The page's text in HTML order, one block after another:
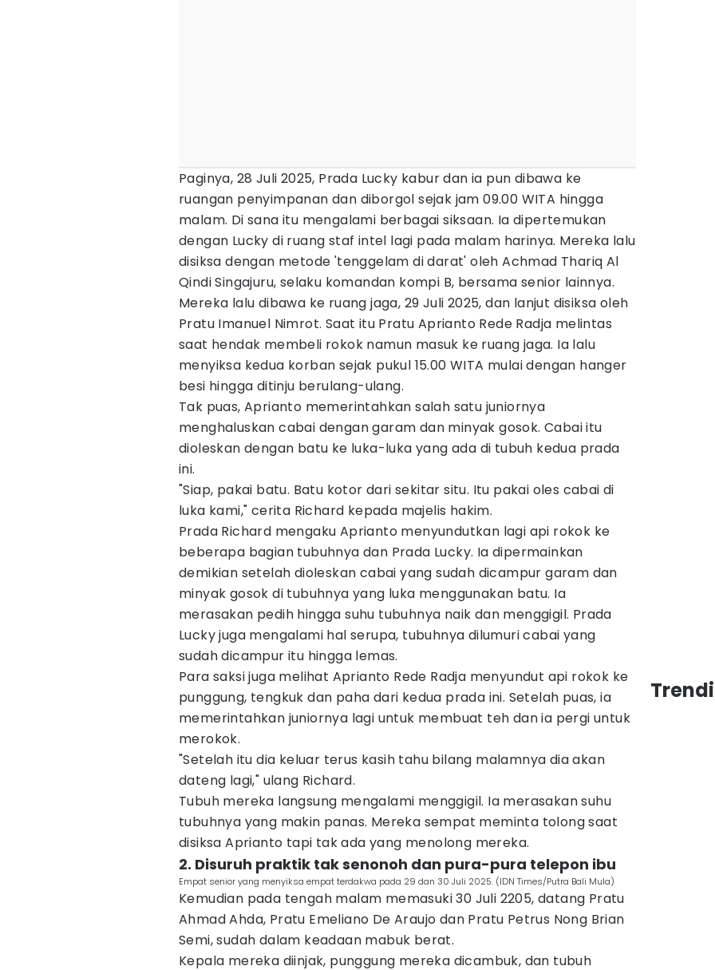
Paginya, 28 Juli 2025, Prada Lucky kabur dan ia pun dibawa ke
ruangan penyimpanan dan diborgol sejak jam 09.00 WITA hingga
malam. Di sana itu mengalami berbagai siksaan. Ia dipertemukan
dengan Lucky di ruang staf intel lagi pada malam harinya. Mereka lalu
disiksa dengan metode 'tenggelam di darat' oleh Achmad Thariq Al
Qindi Singajuru, selaku komandan kompi B, bersama senior lainnya.
Mereka lalu dibawa ke ruang jaga, 29 Juli 2025, dan lanjut disiksa oleh
Pratu Imanuel Nimrot. Saat itu Pratu Aprianto Rede Radja melintas
saat hendak membeli rokok namun masuk ke ruang jaga. Ia lalu
menyiksa kedua korban sejak pukul 15.00 WITA mulai dengan hanger
besi hingga ditinju berulang-ulang.
Tak puas, Aprianto memerintahkan salah satu juniornya
menghaluskan cabai dengan garam dan minyak gosok. Cabai itu
dioleskan dengan batu ke luka-luka yang ada di tubuh kedua prada
ini.
"Siap, pakai batu. Batu kotor dari sekitar situ. Itu pakai oles cabai di
luka kami," cerita Richard kepada majelis hakim.
Prada Richard mengaku Aprianto menyundutkan lagi api rokok ke
beberapa bagian tubuhnya dan Prada Lucky. Ia dipermainkan
demikian setelah dioleskan cabai yang sudah dicampur garam dan
minyak gosok di tubuhnya yang luka menggunakan batu. Ia
merasakan pedih hingga suhu tubuhnya naik dan menggigil. Prada
Lucky juga mengalami hal serupa, tubuhnya dilumuri cabai yang
sudah dicampur itu hingga lemas.
Para saksi juga melihat Aprianto Rede Radja menyundut api rokok ke
punggung, tengkuk dan paha dari kedua prada ini. Setelah puas, ia
memerintahkan juniornya lagi untuk membuat teh dan ia pergi untuk
merokok.
"Setelah itu dia keluar terus kasih tahu bilang malamnya dia akan
dateng lagi," ulang Richard.
Tubuh mereka langsung mengalami menggigil. Ia merasakan suhu
tubuhnya yang makin panas. Mereka sempat meminta tolong saat
disiksa Aprianto tapi tak ada yang menolong mereka.
2. Disuruh praktik tak senonoh dan pura-pura telepon ibu
Empat senior yang menyiksa empat terdakwa pada 29 dan 30 Juli 2025. (IDN Times/Putra Bali Mula)
Kemudian pada tengah malam memasuki 30 Juli 2205, datang Pratu
Ahmad Ahda, Pratu Emeliano De Araujo dan Pratu Petrus Nong Brian
Semi, sudah dalam keadaan mabuk berat.
Kepala mereka diinjak, punggung mereka dicambuk, dan tubuh